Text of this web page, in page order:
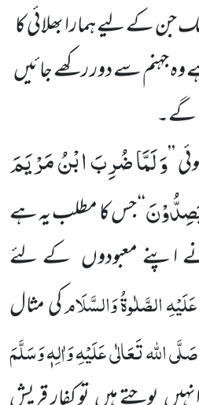
جن کے لیے ہمارا بھلائی کا
جہنم سے دور رکھے جائیں
گے۔
’’وَ لَمَّا ضُرِبَ ابْنُ مَرْیَمَ
‘‘ جس کا مطلب یہ ہے
اپنے معبودوں کے لئے
عَلَیْہِالصَّلٰوۃُوَالسَّلَامکی مثال
صَلَّی اللہ تَعَالٰی عَلَیْہِ وَاٰلِہٖ وَسَلَّمَ